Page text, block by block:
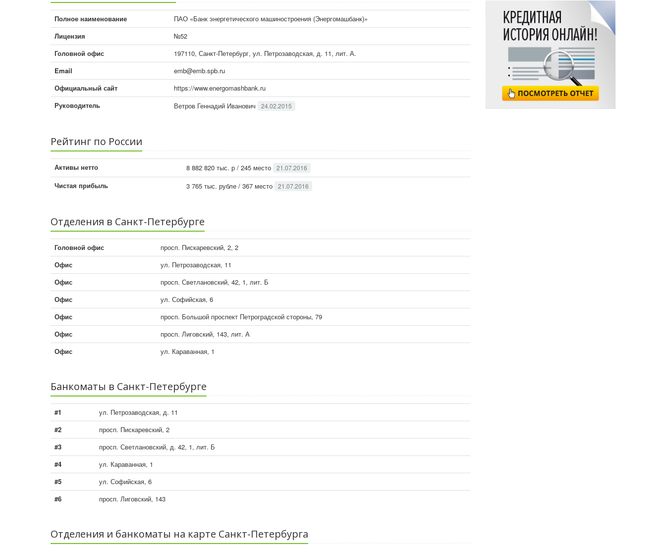
Полное наименование
ПАО «Банк энергетического машиностроения (Энергомашбанк)»
Лицензия
№52
Головной офис
197110, Санкт-Петербург, ул. Петрозаводская, д. 11, лит. А.
Email
emb@emb.spb.ru
Официальный сайт
https://www.energomashbank.ru
Руководитель
Ветров Геннадий Иванович 24.02.2015
Рейтинг по России
Активы нетто 8 882 820 тыс. р / 245 место 21.07.2016
Чистая прибыль 3 765 тыс. рубле / 367 место 21.07.2016
Отделения в Санкт-Петербурге
Головной офис
просп. Пискаревский, 2, 2
Офис
ул. Петрозаводская, 11
Офис
просп. Светлановский, 42, 1, лит. Б
Офис
ул. Софийская, 6
Офис
просп. Большой проспект Петроградской стороны, 79
Офис
просп. Лиговский, 143, лит. А
Офис
ул. Караванная, 1
Банкоматы в Санкт-Петербурге
#1
ул. Петрозаводская, д. 11
#2
просп. Пискаревский, 2
#3
просп. Светлановский, д. 42, 1, лит. Б
#4
ул. Караванная, 1
#5
ул. Софийская, 6
#6
просп. Лиговский, 143
Отделения и банкоматы на карте Санкт-Петербурга